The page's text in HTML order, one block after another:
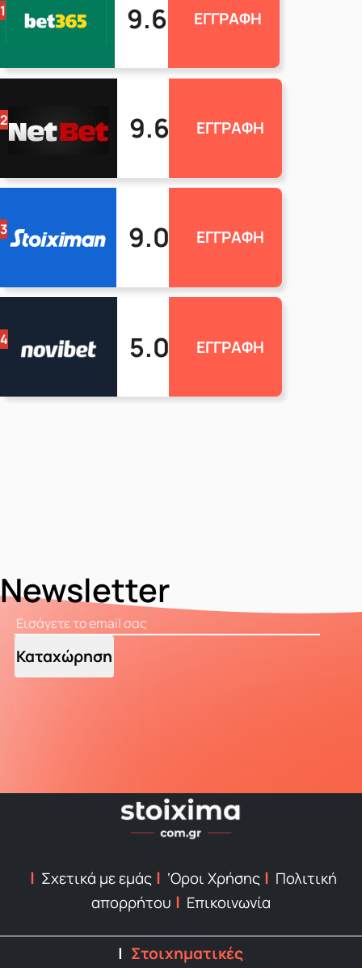
1 9.6 ΕΓΓΡΑΦΗ
2 9.6 ΕΓΓΡΑΦΗ
3 9.0 ΕΓΓΡΑΦΗ
4 5.0 ΕΓΓΡΑΦΗ
Newsletter
Καταχώρηση
Σχετικά με εμάς ‘Οροι Χρήσης
Πολιτική
απορρήτου
Επικοινωνία
Στοιχηματικές